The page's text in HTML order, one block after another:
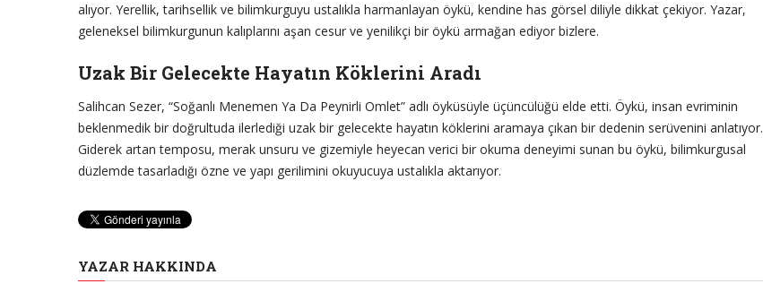
alıyor. Yerellik, tarihsellik ve bilimkurguyu ustalıkla harmanlayan öykü, kendine has görsel diliyle dikkat çekiyor. Yazar,
geleneksel bilimkurgunun kalıplarını aşan cesur ve yenilikçi bir öykü armağan ediyor bizlere.
Uzak Bir Gelecekte Hayatın Köklerini Aradı
Salihcan Sezer, “Soğanlı Menemen Ya Da Peynirli Omlet” adlı öyküsüyle üçüncülüğü elde etti. Öykü, insan evriminin
beklenmedik bir doğrultuda ilerlediği uzak bir gelecekte hayatın köklerini aramaya çıkan bir dedenin serüvenini anlatıyor.
Giderek artan temposu, merak unsuru ve gizemiyle heyecan verici bir okuma deneyimi sunan bu öykü, bilimkurgusal
düzlemde tasarladığı özne ve yapı gerilimini okuyucuya ustalıkla aktarıyor.
YAZAR HAKKINDA